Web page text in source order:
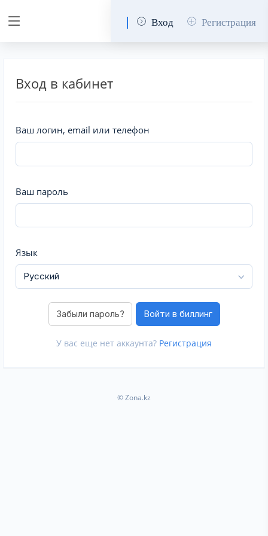
Вход Регистрация
Вход в кабинет
Ваш логин, email или телефон
Ваш пароль
Язык
Забыли пароль?
У вас еще нет аккаунта? Регистрация
© Zona.kz